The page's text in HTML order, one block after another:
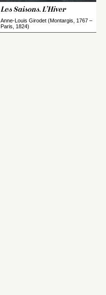
Les Saisons. L’Hiver
Anne-Louis Girodet (Montargis, 1767 –
Paris, 1824)